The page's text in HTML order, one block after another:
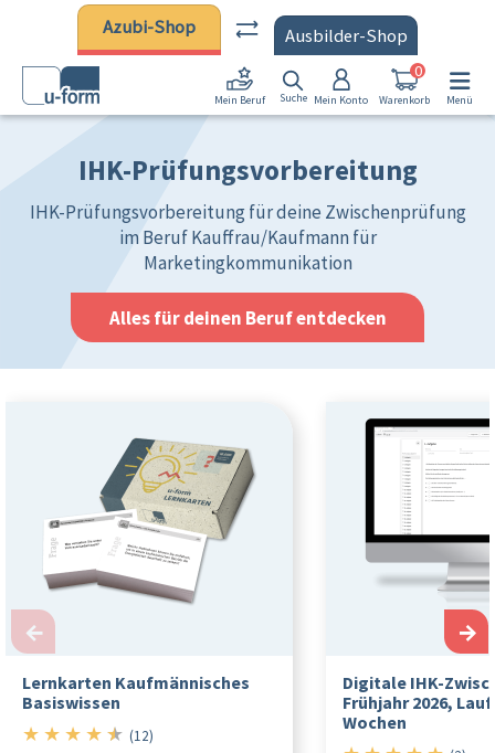
Zum Hauptinhalt springen
Azubi-Shop Ausbilder-Shop
Mein Beruf Suche Mein Konto Warenkorb
0
Menü
IHK-Prüfungsvorbereitung
IHK-Prüfungsvorbereitung für deine Zwischenprüfung
im Beruf Kauffrau/Kaufmann für
Marketingkommunikation
Alles für deinen Beruf entdecken
Lernkarten Kaufmännisches
Basiswissen
★ ★ ★ ★ ★ 4.5/5
(12)
Digitale IHK-
Frühjahr 2026,
Wochen
← →